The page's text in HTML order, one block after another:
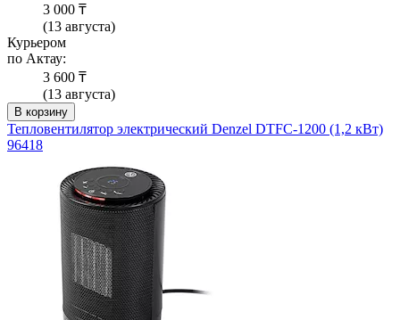
3 000 ₸
(13 августа)
Курьером
по Актау:
3 600 ₸
(13 августа)
В корзину
Тепловентилятор электрический Denzel DTFC-1200 (1,2 кВт)
96418